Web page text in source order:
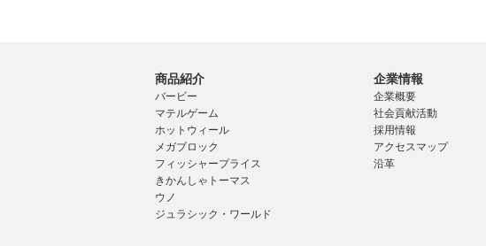
商品紹介
バービー
マテルゲーム
ホットウィール
メガブロック
フィッシャープライス
きかんしゃトーマス
ウノ
ジュラシック・ワールド
企業情報
企業概要
社会貢献活動
採用情報
アクセスマップ
沿革